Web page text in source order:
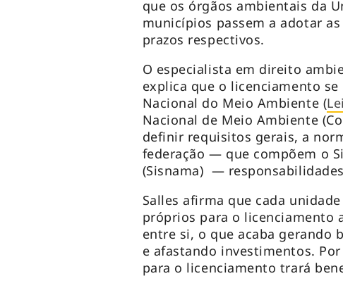
que os órgãos ambientais da
municípios passem a adotar
prazos respectivos.
O especialista em direito
explica que o licenciamento
Nacional do Meio Ambiente (
Nacional de Meio Ambiente
definir requisitos gerais, a
federação — que compõem o
(Sisnama) —
Salles afirma que cada
próprios para o licenciamento
entre si, o que acaba gerando
e afastando investimentos.
para o licenciamento trará